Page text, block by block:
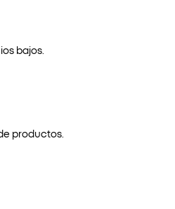
bajos.
productos.